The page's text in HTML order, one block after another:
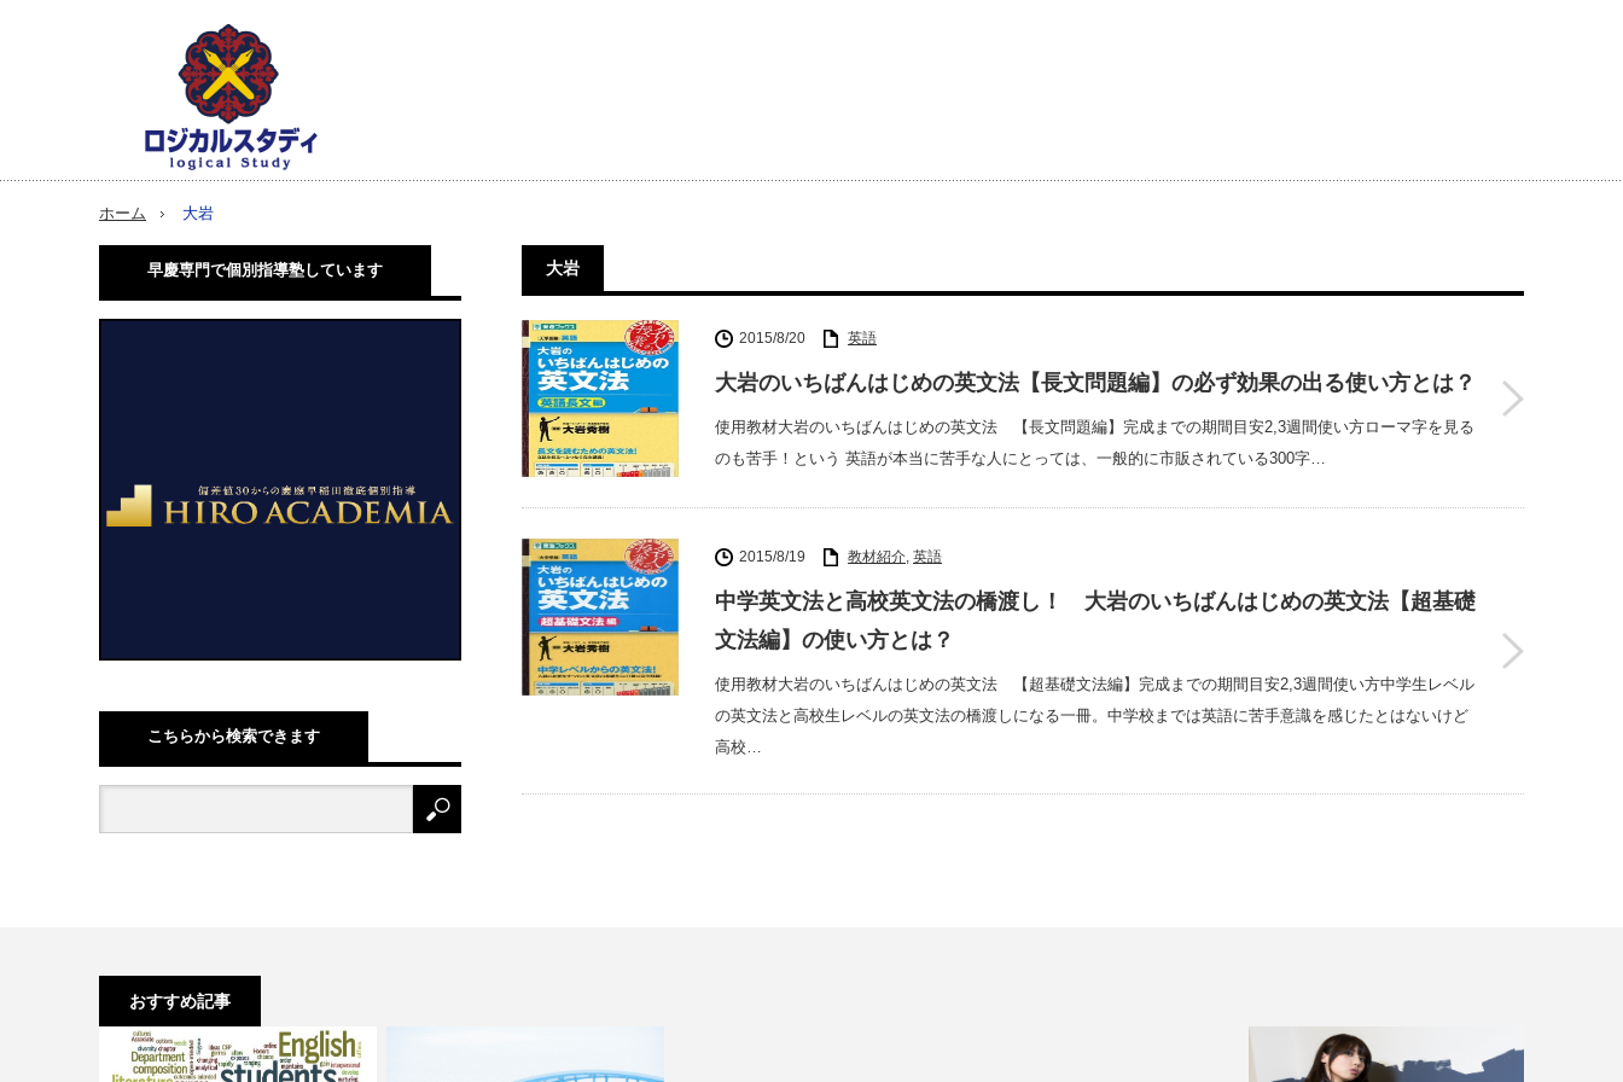
ホーム 大岩
大岩
2015/8/20 英語
大岩のいちばんはじめの英文法【長文問題編】の必ず効果の出る使い方とは？
使用教材大岩のいちばんはじめの英文法 【長文問題編】完成までの期間目安2,3週間使い方ローマ字を見る
のも苦手！という 英語が本当に苦手な人にとっては、一般的に市販されている300字…
2015/8/19 教材紹介, 英語
中学英文法と高校英文法の橋渡し！ 大岩のいちばんはじめの英文法【超基礎
文法編】の使い方とは？
使用教材大岩のいちばんはじめの英文法 【超基礎文法編】完成までの期間目安2,3週間使い方中学生レベル
の英文法と高校生レベルの英文法の橋渡しになる一冊。中学校までは英語に苦手意識を感じたとはないけど
高校…
早慶専門で個別指導塾しています
こちらから検索できます
おすすめ記事